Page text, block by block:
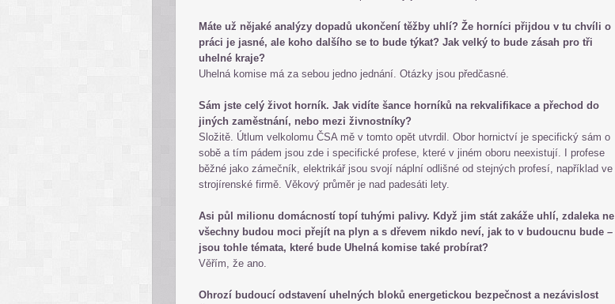
Máte už nějaké analýzy dopadů ukončení těžby uhlí? Že horníci přijdou v tu chvíli o
práci je jasné, ale koho dalšího se to bude týkat? Jak velký to bude zásah pro tři
uhelné kraje?
Uhelná komise má za sebou jedno jednání. Otázky jsou předčasné.
Sám jste celý život horník. Jak vidíte šance horníků na rekvalifikace a přechod do
jiných zaměstnání, nebo mezi živnostníky?
Složitě. Útlum velkolomu ČSA mě v tomto opět utvrdil. Obor hornictví je specifický sám o
sobě a tím pádem jsou zde i specifické profese, které v jiném oboru neexistují. I profese
běžné jako zámečník, elektrikář jsou svojí náplní odlišné od stejných profesí, například ve
strojírenské firmě. Věkový průměr je nad padesáti lety.
Asi půl milionu domácností topí tuhými palivy. Když jim stát zakáže uhlí, zdaleka ne
všechny budou moci přejít na plyn a s dřevem nikdo neví, jak to v budoucnu bude –
jsou tohle témata, které bude Uhelná komise také probírat?
Věřím, že ano.
Ohrozí budoucí odstavení uhelných bloků energetickou bezpečnost a nezávislost
Kurzy.cz